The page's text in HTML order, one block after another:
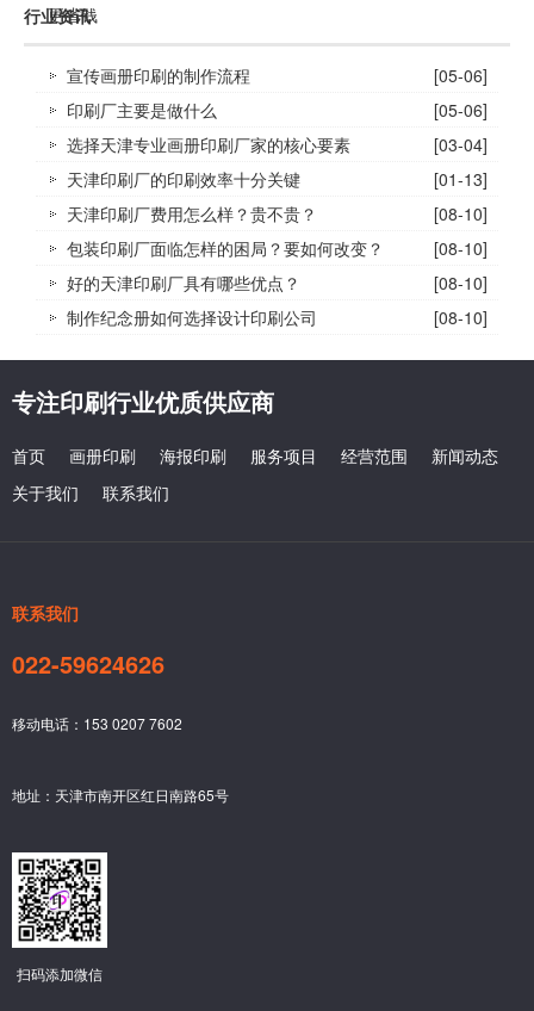
更省钱
行业资讯
宣传画册印刷的制作流程
[05-06]
印刷厂主要是做什么
[05-06]
选择天津专业画册印刷厂家的核心要素
[03-04]
天津印刷厂的印刷效率十分关键
[01-13]
天津印刷厂费用怎么样？贵不贵？
[08-10]
包装印刷厂面临怎样的困局？要如何改变？
[08-10]
好的天津印刷厂具有哪些优点？
[08-10]
制作纪念册如何选择设计印刷公司
[08-10]
专注印刷行业优质供应商
首页 画册印刷 海报印刷 服务项目 经营范围
新闻动态
关于我们
联系我们
联系我们
022-59624626
移动电话：153 0207 7602
地址：天津市南开区红日南路65号
扫码添加微信